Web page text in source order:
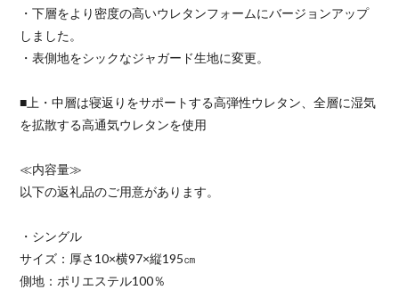
・下層をより密度の高いウレタンフォームにバージョンアップ
しました。
・表側地をシックなジャガード生地に変更。
■上・中層は寝返りをサポートする高弾性ウレタン、全層に湿気
を拡散する高通気ウレタンを使用
≪内容量≫
以下の返礼品のご用意があります。
・シングル
サイズ：厚さ10×横97×縦195㎝
側地：ポリエステル100％